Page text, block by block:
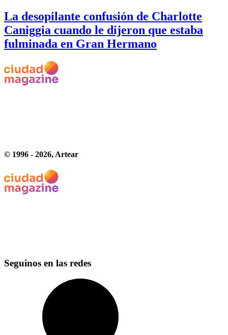
La desopilante confusión de Charlotte
Caniggia cuando le dijeron que estaba
fulminada en Gran Hermano
© 1996 - 2026, Artear
Seguinos en las redes